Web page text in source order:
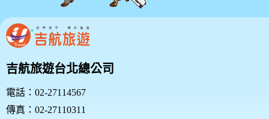
三、會員規範的修改
本網站有權隨時修改本規範。如果你不同意修改的內
容，請勿繼續使用本服務。如果你繼續使用本網站服
務，則表示您同意並接受本規範之任何修改。
您於任何修改或變更後繼續使用良友旅遊網，視為您已
閱讀、瞭解並同意接受該等修改或變更。
如果您不同意本約定書的內容，或者您所屬的國家或地
吉航旅遊台北總公司
電話：02-27114567
傳真：02-27110311